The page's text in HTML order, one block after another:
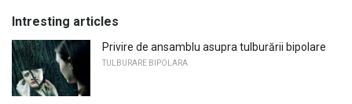
Intresting articles
Privire de ansamblu asupra tulburării bipolare
TULBURARE BIPOLARA